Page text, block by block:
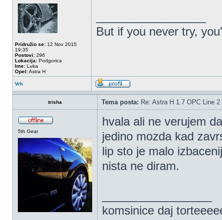
Pridružio se: 12 Nov 2015
19:35
Postovi: 296
Lokacija: Podgorica
Ime: Luka
Opel:Astra H
But if you never try,
Vrh
trisha Tema posta: Re: Astra H 1.7 OPC Line 2
5th Gear
hvala ali ne verujem
jedino mozda kad
lip sto je malo
nista ne diram.
komsinice daj